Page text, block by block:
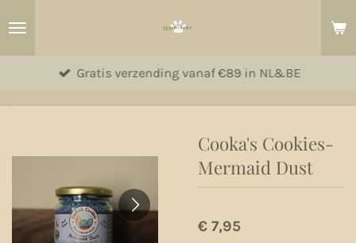
hoofdinhoud
Gratis verzending vanaf €89 in NL&BE
Cooka's Cookies-
Mermaid Dust
€ 7,95